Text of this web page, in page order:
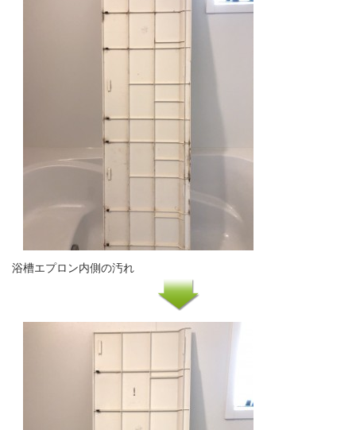
浴槽エプロン内側の汚れ